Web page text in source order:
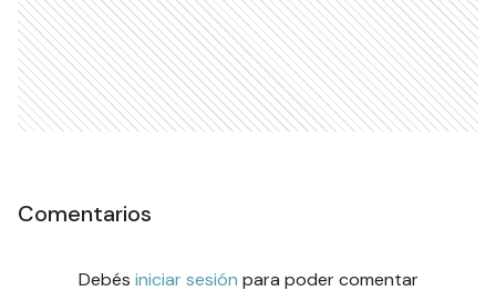
Comentarios
Debés iniciar sesión para poder comentar